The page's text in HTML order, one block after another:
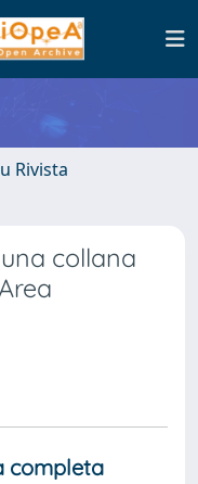
Rivista
collana
completa